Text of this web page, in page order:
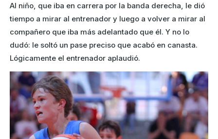
Al niño, que iba en carrera por la banda derecha, le dió
tiempo a mirar al entrenador y luego a volver a mirar al
compañero que iba más adelantado que él. Y no lo
dudó: le soltó un pase preciso que acabó en canasta.
Lógicamente el entrenador aplaudió.